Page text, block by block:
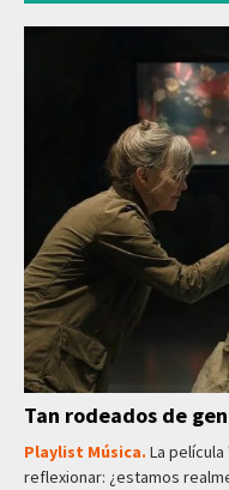
Tan rodeados de
Playlist Música. La
reflexionar: ¿estamos